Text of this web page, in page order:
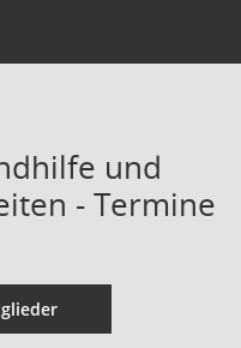
und
- Termine